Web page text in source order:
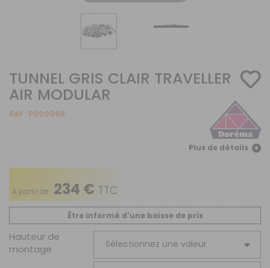
TUNNEL GRIS CLAIR TRAVELLER
AIR MODULAR
Réf : P000965
Plus de détails
A partir de : 234 € TTC
Être informé d'une baisse de prix
Hauteur de
montage